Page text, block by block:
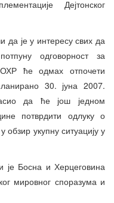
Дејтонског
да је у интересу свих да
одговорност за
ће одмах отпочети
30. јуна 2007.
да ће још једном
потврдити одлуку о
укупну ситуацију у
је Босна и Херцеговина
мировног споразума и